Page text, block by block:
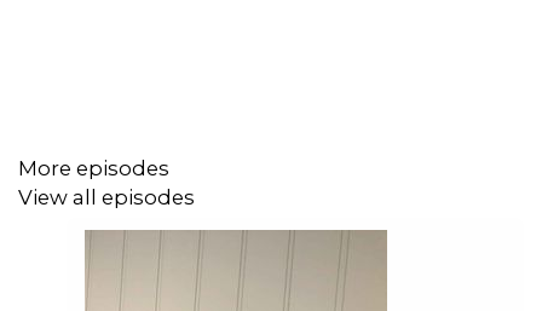
More episodes
View all episodes